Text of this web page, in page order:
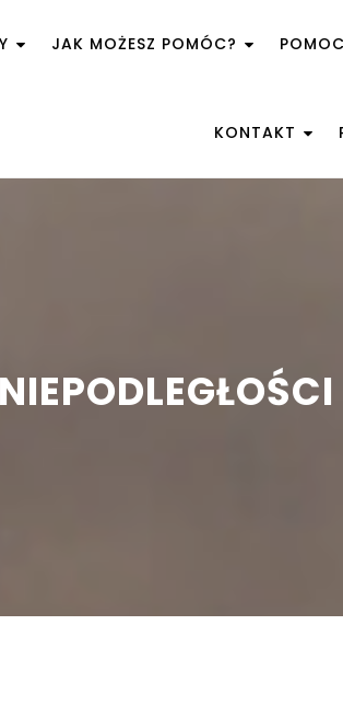
JAK MOŻESZ POMÓC?
KONTAKT